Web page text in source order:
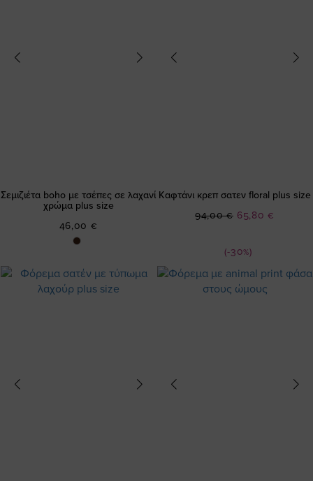
Σεμιζιέτα boho με τσέπες σε λαχανί
χρώμα plus size
46,00 €
Καφτάνι κρεπ σατεν floral plus size
(-30%)
Ειδική
65,80 €
94,00 €